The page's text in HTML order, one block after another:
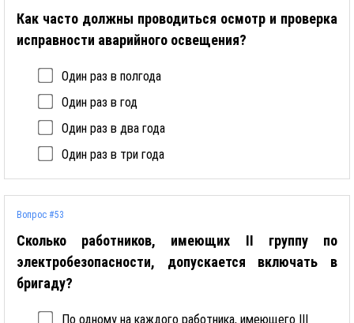
Как часто должны проводиться осмотр и проверка
исправности аварийного освещения?
Один раз в полгода
Один раз в год
Один раз в два года
Один раз в три года
Вопрос #53
Сколько работников, имеющих II группу по
электробезопасности, допускается включать в
бригаду?
По одному на каждого работника, имеющего III